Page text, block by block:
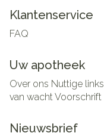
Klantenservice
FAQ
Uw apotheek
Over ons Nuttige links
van wachtVoorschrift
Nieuwsbrief